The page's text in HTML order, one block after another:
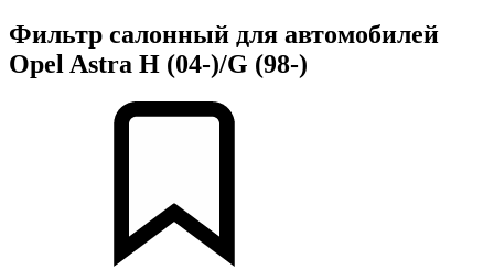
Фильтр салонный для автомобилей
Opel Astra H (04-)/G (98-)